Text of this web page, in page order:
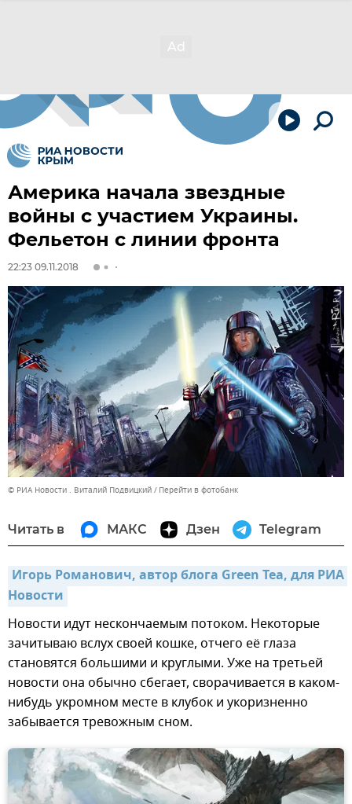
Америка начала звездные
войны с участием Украины.
Фельетон с линии фронта
22:23 09.11.2018
© РИА Новости . Виталий Подвицкий Перейти в фотобанк
Читать в МАКС Дзен Telegram
Игорь Романович, автор блога Green Tea, для РИА
Новости
Новости идут нескончаемым потоком. Некоторые
зачитываю вслух своей кошке, отчего её глаза
становятся большими и круглыми. Уже на третьей
новости она обычно сбегает, сворачивается в каком-
нибудь укромном месте в клубок и укоризненно
забывается тревожным сном.